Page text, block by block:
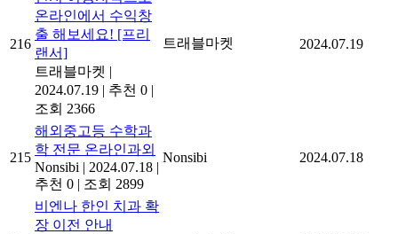
216
온라인에서 수익창
출 해보세요! [프리
랜서]
트래블마켓 |
2024.07.19 | 추천 0 |
조회 2366
트래블마켓 2024.07.19
215
해외중고등 수학과
학 전문 온라인과외
Nonsibi | 2024.07.18 |
추천 0 | 조회 2899
Nonsibi 2024.07.18
비엔나 한인 치과 확
장 이전 안내